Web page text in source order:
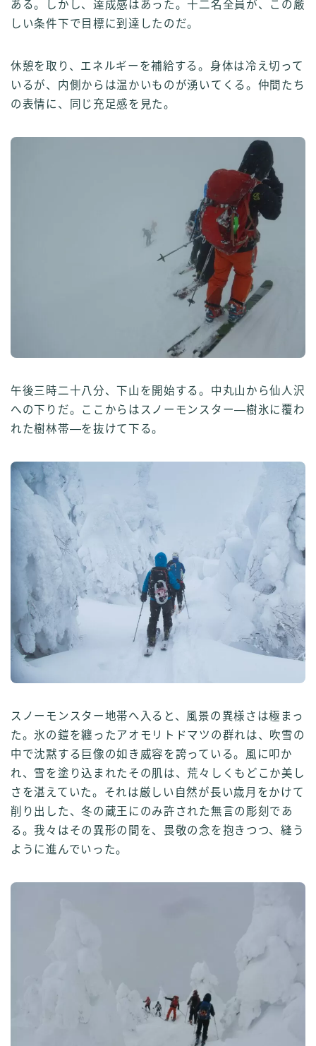
ある。しかし、達成感はあった。十二名全員が、この厳
しい条件下で目標に到達したのだ。
休憩を取り、エネルギーを補給する。身体は冷え切って
いるが、内側からは温かいものが湧いてくる。仲間たち
の表情に、同じ充足感を見た。
午後三時二十八分、下山を開始する。中丸山から仙人沢
への下りだ。ここからはスノーモンスター—樹氷に覆わ
れた樹林帯—を抜けて下る。
スノーモンスター地帯へ入ると、風景の異様さは極まっ
た。氷の鎧を纏ったアオモリトドマツの群れは、吹雪の
中で沈黙する巨像の如き威容を誇っている。風に叩か
れ、雪を塗り込まれたその肌は、荒々しくもどこか美し
さを湛えていた。それは厳しい自然が長い歳月をかけて
削り出した、冬の蔵王にのみ許された無言の彫刻であ
る。我々はその異形の間を、畏敬の念を抱きつつ、縫う
ように進んでいった。